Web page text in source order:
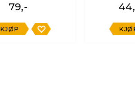
79,-
KJØP